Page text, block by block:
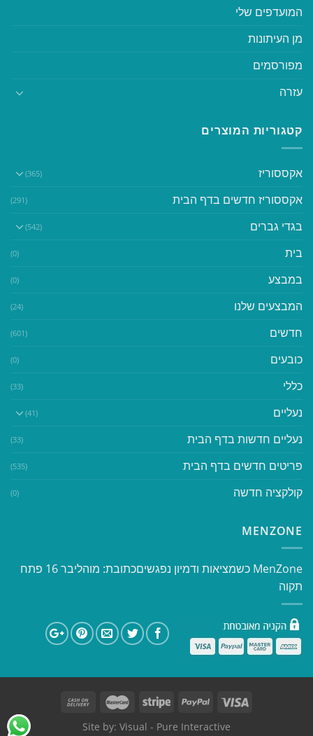
המועדפים שלי
מן העיתונות
מפורסמים
עזרה
קטגוריות המוצרים
אקססוריז (365)
אקססוריז חדשים בדף הבית (291)
בגדי גברים (542)
בית (0)
במבצע (0)
המבצעים שלנו (24)
חדשים (601)
כובעים (0)
כללי (33)
נעליים (41)
נעליים חדשות בדף הבית (33)
פריטים חדשים בדף הבית (535)
קולקציה חדשה (0)
MENZONE
​​MenZone כשמציאות ודמיון נפגשים​ כתובת: מוהליבר 16 פתח
תקוה
Site by: Visual - Pure Interactive